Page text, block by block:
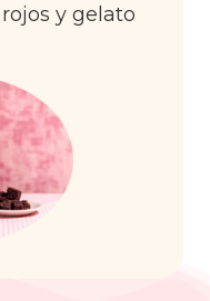
y gelato